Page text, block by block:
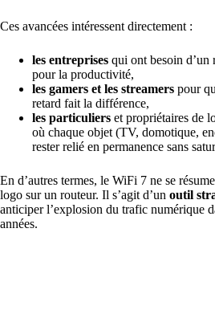
Ces avancées intéressent directement :
les entreprises qui ont besoin d’un
pour la productivité,
les gamers et les streamers pour
retard fait la différence,
les particuliers et propriétaires de
où chaque objet (TV, domotique,
rester relié en permanence sans
En d’autres termes, le WiFi 7 ne se
logo sur un routeur. Il s’agit d’un outil
anticiper l’explosion du trafic numérique
années.